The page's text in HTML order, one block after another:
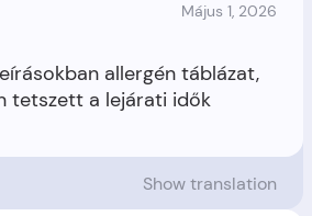
Május 1, 2026
allergén táblázat,
tetszett a lejárati idők
Show translation